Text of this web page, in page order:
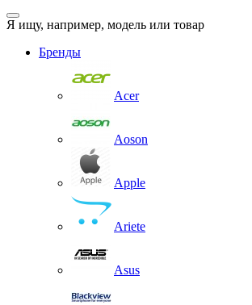
Я ищу, например, модель или товар
Бренды
Acer
Aoson
Apple
Ariete
Asus